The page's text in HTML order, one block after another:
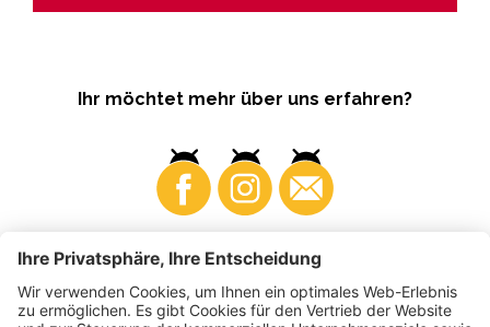
Ihr möchtet mehr über uns erfahren?
Business Produzenten